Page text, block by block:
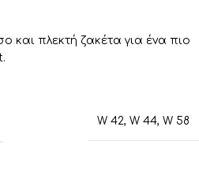
και πλεκτή ζακέτα για ένα πιο
W 42, W 44, W 58